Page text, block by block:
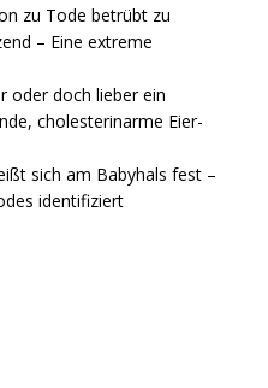
zu Tode betrübt zu
– Eine extreme
oder doch lieber ein
cholesterinarme Eier-
sich am Babyhals fest –
identifiziert